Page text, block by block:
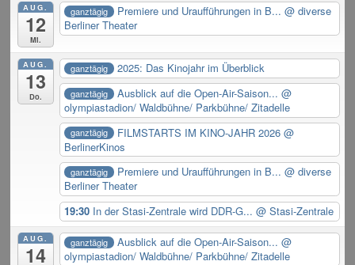
AUG.
12
Mi.
ganztägig Premiere und Uraufführungen in B... @ diverse
Berliner Theater
AUG.
13
Do.
ganztägig 2025: Das Kinojahr im Überblick
ganztägig Ausblick auf die Open-Air-Saison... @
olympiastadion/ Waldbühne/ Parkbühne/ Zitadelle
ganztägig FILMSTARTS IM KINO-JAHR 2026 @
BerlinerKinos
ganztägig Premiere und Uraufführungen in B... @ diverse
Berliner Theater
19:30 In der Stasi-Zentrale wird DDR-G...@ Stasi-Zentrale
AUG.
14
ganztägig Ausblick auf die Open-Air-Saison... @
olympiastadion/ Waldbühne/ Parkbühne/ Zitadelle